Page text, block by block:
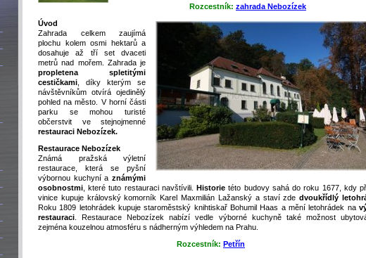
Rozcestník: zahrada Nebozízek
Úvod
Zahrada celkem zaujímá
plochu kolem osmi hektarů a
dosahuje až tří set dvaceti
metrů nad mořem. Zahrada je
propletena spletitými
cestičkami , díky kterým se
návštěvníkům otvírá ojedinělý
pohled na město. V horní části
parku se mohou turisté
občerstvit ve stejnojmenné
restauraci Nebozízek.
Restaurace Nebozízek
Známá pražská výletní
restaurace, která se pyšní
výbornou kuchyní a známými
osobnostmi , které tuto restauraci navštívili.Historie této budovy sahá do roku 1677, kdy
vinice kupuje královský komorník Karel Maxmilián Lažanský a staví zdedvoukřídlý
Roku 1809 letohrádek kupuje staroměstský knihtiskař Bohumil Haas a mění letohrádek na
restauraci . Restaurace Nebozízek nabízí vedle výborné kuchyně také možnost
zejména kouzelnou atmosféru s nádherným výhledem na Prahu.
Rozcestník: Petřín